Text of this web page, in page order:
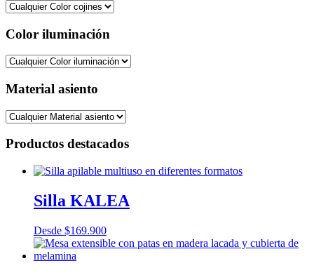
Color iluminación
Material asiento
Productos destacados
Silla KALEA
Desde $169.900